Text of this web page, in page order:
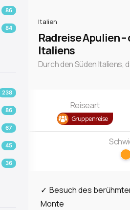
Italien
Radreise Apulien
Italiens
Durch den Süden Italiens,
Reiseart
Gruppenreise
Besuch des
Monte
86
84
238
86
67
45
36